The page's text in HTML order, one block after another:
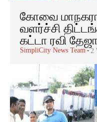
கோவை
வளர்ச்சி
கட்டா ரவி
SimpliCity News Team-2